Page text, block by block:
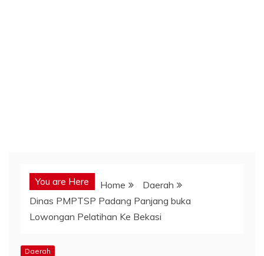
You are Here Home
Daerah
Dinas PMPTSP Padang Panjang buka
Lowongan Pelatihan Ke Bekasi
Daerah